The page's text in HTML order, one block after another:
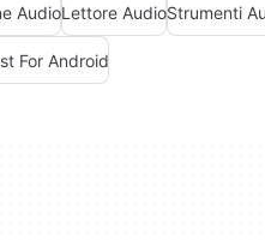
AudioLettore AudioStrumenti
For Android